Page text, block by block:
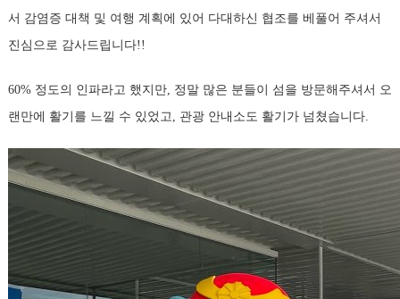
서 감염증 대책 및 여행 계획에 있어 다대하신 협조를 베풀어 주셔서
진심으로 감사드립니다!!
60% 정도의 인파라고 했지만, 정말 많은 분들이 섬을 방문해주셔서 오
랜만에 활기를 느낄 수 있었고, 관광 안내소도 활기가 넘쳤습니다.